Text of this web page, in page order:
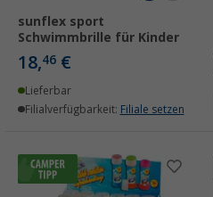
sunflex sport
Schwimmbrille für Kinder
18,46 €
Lieferbar
Filialverfügbarkeit: Filiale setzen